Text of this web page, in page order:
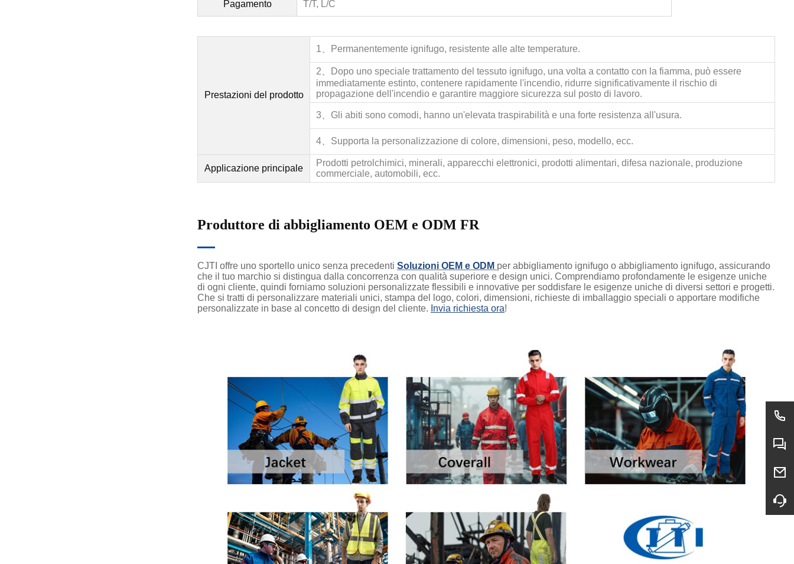
Pagamento T/T, L/C
Prestazioni del prodotto
1、 Permanentemente ignifugo, resistente alle alte temperature.
2、
Dopo uno speciale trattamento del tessuto ignifugo, una volta a contatto con la fiamma, può essere
immediatamente estinto, contenere rapidamente l'incendio, ridurre significativamente il rischio di
propagazione dell'incendio e garantire maggiore sicurezza sul posto di lavoro.
3、 Gli abiti sono comodi, hanno un'elevata traspirabilità e una forte resistenza all'usura.
4、 Supporta la personalizzazione di colore, dimensioni, peso, modello, ecc.
Applicazione principale
Prodotti petrolchimici, minerali, apparecchi elettronici, prodotti alimentari, difesa nazionale, produzione
commerciale, automobili, ecc.
Produttore di abbigliamento OEM e ODM FR
CJTI offre uno sportello unico senza precedenti Soluzioni OEM e ODM per abbigliamento ignifugo o abbigliamento ignifugo, assicurando
che il tuo marchio si distingua dalla concorrenza con qualità superiore e design unici. Comprendiamo profondamente le esigenze uniche
di ogni cliente, quindi forniamo soluzioni personalizzate flessibili e innovative per soddisfare le esigenze uniche di diversi settori e progetti.
Che si tratti di personalizzare materiali unici, stampa del logo, colori, dimensioni, richieste di imballaggio speciali o apportare modifiche
personalizzate in base al concetto di design del cliente. Invia richiesta ora!